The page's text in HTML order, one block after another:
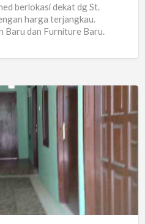
berlokasi dekat dg St.
harga terjangkau.
Baru dan Furniture Baru.